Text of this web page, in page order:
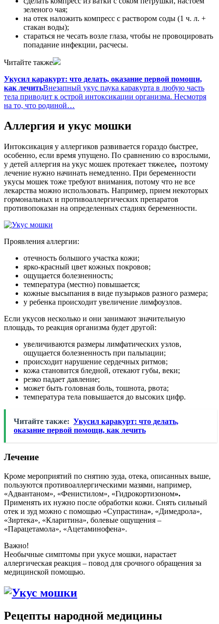
зеленого чая;
на отек наложить компресс с раствором соды (1 ч. л. +
стакан воды);
стараться не чесать возле глаза, чтобы не провоцировать
попадание инфекции, расчесы.
Читайте также
Укусил каракурт: что делать, оказание первой помощи,
как лечитьВнезапный укус паука каракурта в любую часть
тела приводит к острой интоксикации организма. Несмотря
на то, что родиной…
Аллергия и укус мошки
Интоксикация у аллергиков развивается гораздо быстрее,
особенно, если время упущено. По сравнению со взрослыми,
у детей аллергия на укус мошек протекает тяжелее, поэтому
лечение нужно начинать немедленно. При беременности
укусы мошек тоже требуют внимания, потому что не все
лекарства можно использовать. Например, прием некоторых
гормональных и противоаллергических препаратов
противопоказан на определенных стадиях беременности.
Проявления аллергии:
отечность большого участка кожи;
ярко-красный цвет кожных покровов;
ощущается болезненность;
температура (местно) повышается;
кожные высыпания в виде пузырьков разного размера;
у ребенка происходит увеличение лимфоузлов.
Если укусов несколько и они занимают значительную
площадь, то реакция организма будет другой:
увеличиваются размеры лимфатических узлов,
ощущается болезненность при пальпации;
происходит нарушение сердечных ритмов;
кожа становится бледной, отекают губы, веки;
резко падает давление;
может быть головная боль, тошнота, рвота;
температура тела повышается до высоких цифр.
Читайте также: Укусил каракурт: что делать,
оказание первой помощи, как лечить
Лечение
Кроме мероприятий по снятию зуда, отека, описанных выше,
пользуются противоаллергическими мазями, например,
«Адвантаном», «Фенистилом», «Гидрокортизоном».
Применять их нужно после обработки кожи. Снять сильный
отек и зуд можно с помощью «Супрастина», «Димедрола»,
«Зиртека», «Кларитина», болевые ощущения –
«Парацетамола», «Ацетаминофена».
Важно!
Необычные симптомы при укусе мошки, нарастает
аллергическая реакция – повод для срочного обращения за
медицинской помощью.
Рецепты народной медицины